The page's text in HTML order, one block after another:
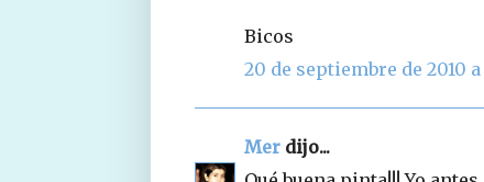
Bicos
20 de septiembre de 2010 a
Mer dijo...